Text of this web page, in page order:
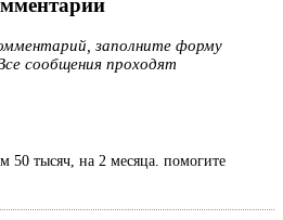
заполните форму
сообщения проходят
50 тысяч, на 2 месяца. помогите